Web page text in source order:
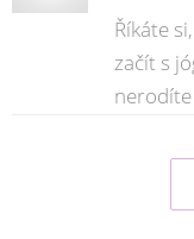
Říkáte
začít s